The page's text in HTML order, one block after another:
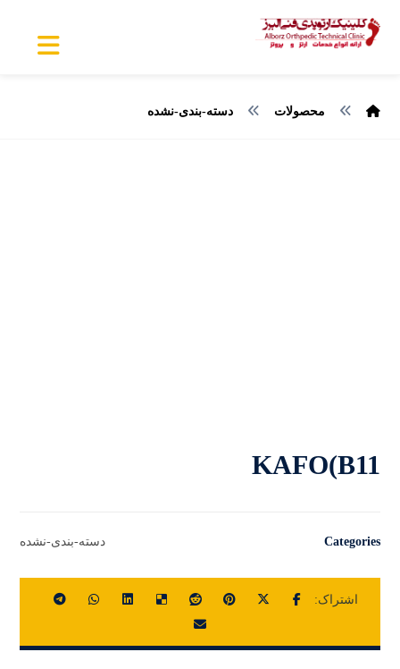
محصولات دسته-بندی-نشده
KAFO(B11
Categories دسته-بندی-نشده